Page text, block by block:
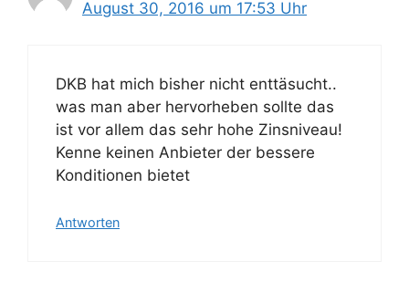
August 30, 2016 um 17:53 Uhr
DKB hat mich bisher nicht enttäsucht..
was man aber hervorheben sollte das
ist vor allem das sehr hohe Zinsniveau!
Kenne keinen Anbieter der bessere
Konditionen bietet
Antworten